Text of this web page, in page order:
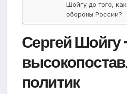
Шойгу до того,
обороны России?
Сергей
политик